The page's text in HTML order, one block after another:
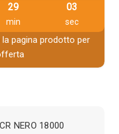
29
min
03
sec
pagina prodotto per
NERO 18000